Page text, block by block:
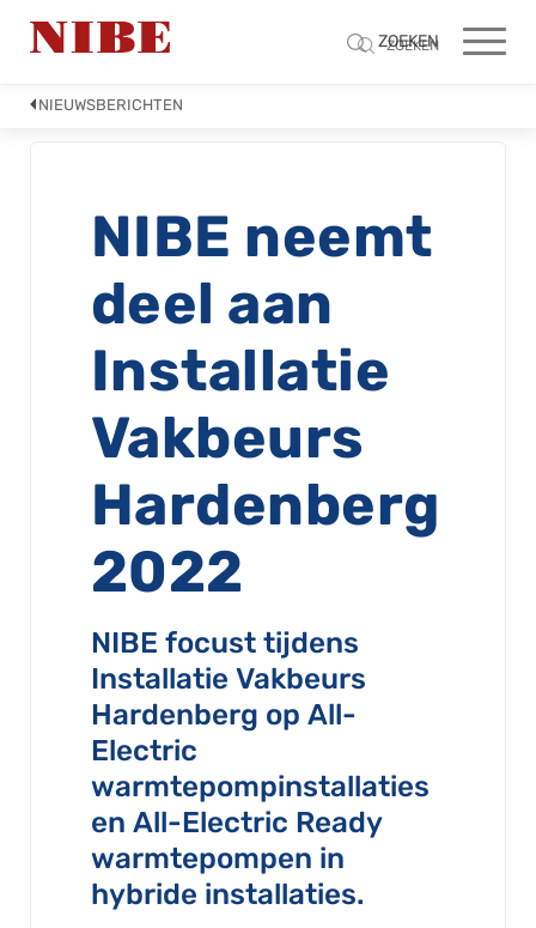
ZOEKEN
ZOEKEN
NIEUWSBERICHTEN
NIBE neemt
deel aan
Installatie
Vakbeurs
Hardenberg
2022
NIBE focust tijdens
Installatie Vakbeurs
Hardenberg op All-
Electric
warmtepompinstallaties
en All-Electric Ready
warmtepompen in
hybride installaties.